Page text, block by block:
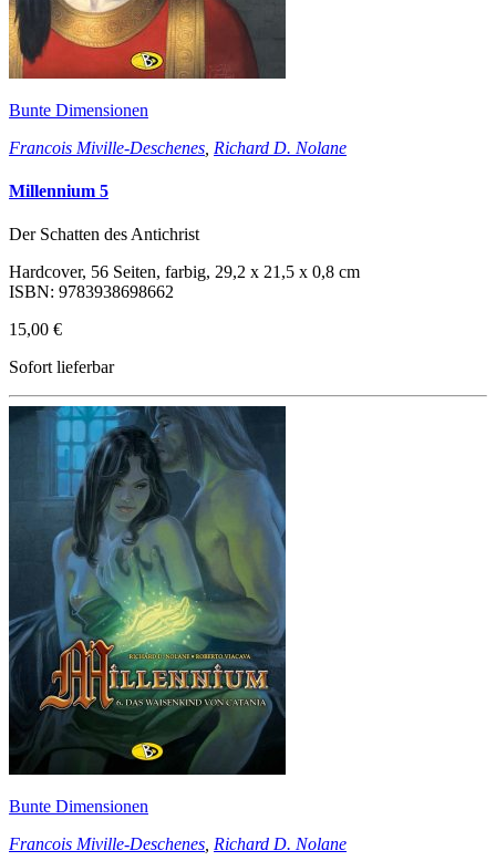
Bunte Dimensionen
Francois Miville-Deschenes Richard D. Nolane
Millennium 5
Der Schatten des Antichrist
Hardcover, 56 Seiten, farbig, 29,2 x 21,5 x 0,8 cm
ISBN: 9783938698662
15,00 €
Sofort lieferbar
Bunte Dimensionen
Francois Miville-Deschenes Richard D. Nolane